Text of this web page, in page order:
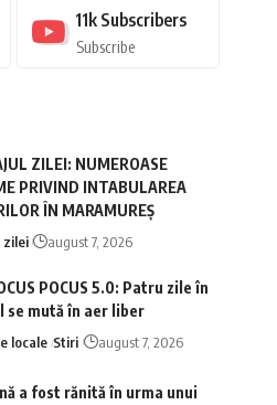
11k Subscribers
Subscribe
ZILEI: NUMEROASE
PRIVIND INTABULAREA
ÎN MARAMUREȘ
zilei august 7, 2026
POCUS 5.0: Patru zile în
se mută în aer liber
locale Stiri august 7, 2026
a fost rănită în urma unui